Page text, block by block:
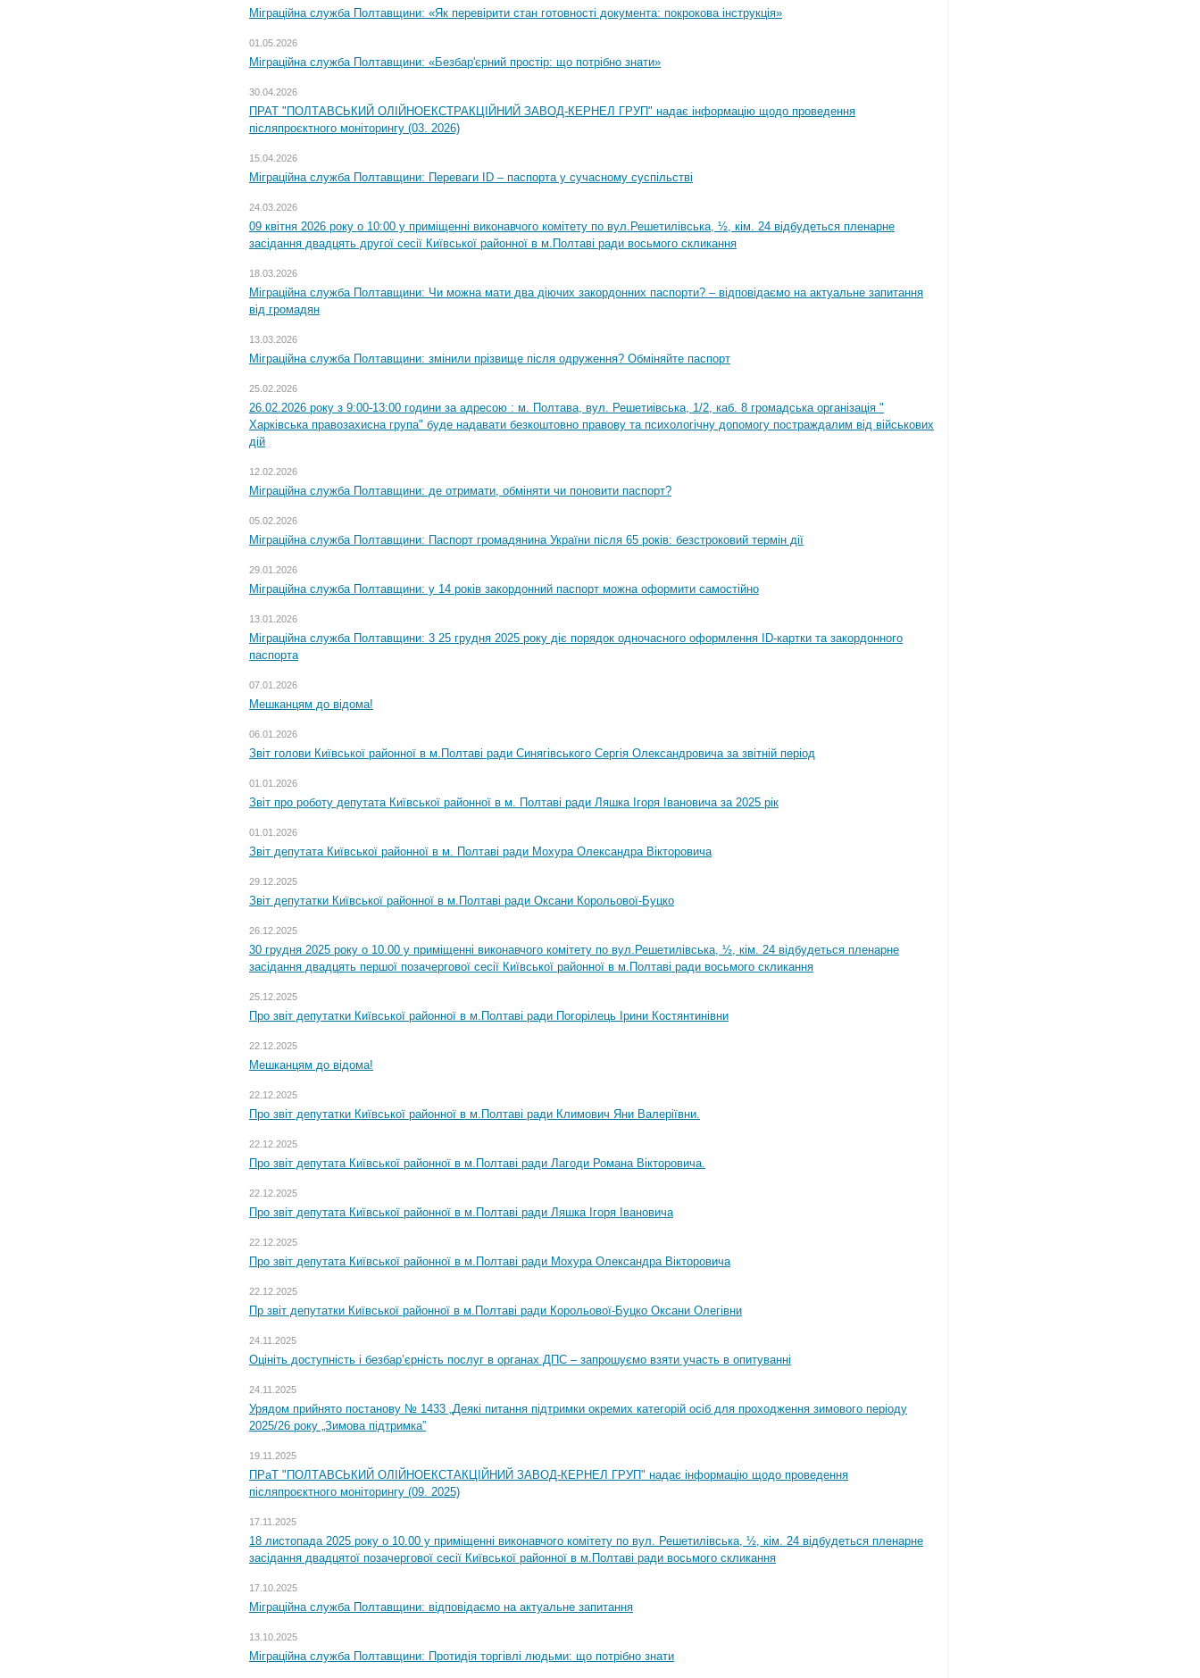
Міграційна служба Полтавщини: «Як перевірити стан готовності документа: покрокова інструкція»
01.05.2026
Міграційна служба Полтавщини: «Безбар'єрний простір: що потрібно знати»
30.04.2026
ПРАТ "ПОЛТАВСЬКИЙ ОЛІЙНОЕКСТРАКЦІЙНИЙ ЗАВОД-КЕРНЕЛ ГРУП" надає інформацію щодо проведення
післяпроєктного моніторингу (03. 2026)
15.04.2026
Міграційна служба Полтавщини: Переваги ID – паспорта у сучасному суспільстві
24.03.2026
09 квітня 2026 року о 10:00 у приміщенні виконавчого комітету по вул.Решетилівська, ½, кім. 24 відбудеться пленарне
засідання двадцять другої сесії Київської районної в м.Полтаві ради восьмого скликання
18.03.2026
Міграційна служба Полтавщини: Чи можна мати два діючих закордонних паспорти? – відповідаємо на актуальне запитання
від громадян
13.03.2026
Міграційна служба Полтавщини: змінили прізвище після одруження? Обміняйте паспорт
25.02.2026
26.02.2026 року з 9:00-13:00 години за адресою : м. Полтава, вул. Решетиівська, 1/2, каб. 8 громадська організація "
Харківська правозахисна група" буде надавати безкоштовно правову та психологічну допомогу постраждалим від військових
дій
12.02.2026
Міграційна служба Полтавщини: де отримати, обміняти чи поновити паспорт?
05.02.2026
Міграційна служба Полтавщини: Паспорт громадянина України після 65 років: безстроковий термін дії
29.01.2026
Міграційна служба Полтавщини: у 14 років закордонний паспорт можна оформити самостійно
13.01.2026
Міграційна служба Полтавщини: 3 25 грудня 2025 року діє порядок одночасного оформлення ID-картки та закордонного
паспорта
07.01.2026
Мешканцям до відома!
06.01.2026
Звіт голови Київської районної в м.Полтаві ради Синягівського Сергія Олександровича за звітній період
01.01.2026
Звіт про роботу депутата Київської районної в м. Полтаві ради Ляшка Ігоря Івановича за 2025 рік
01.01.2026
Звіт депутата Київської районної в м. Полтаві ради Мохура Олександра Вікторовича
29.12.2025
Звіт депутатки Київської районної в м.Полтаві ради Оксани Корольової-Буцко
26.12.2025
30 грудня 2025 року о 10.00 у приміщенні виконавчого комітету по вул.Решетилівська, ½, кім. 24 відбудеться пленарне
засідання двадцять першої позачергової сесії Київської районної в м.Полтаві ради восьмого скликання
25.12.2025
Про звіт депутатки Київської районної в м.Полтаві ради Погорілець Ірини Костянтинівни
22.12.2025
Мешканцям до відома!
22.12.2025
Про звіт депутатки Київської районної в м.Полтаві ради Климович Яни Валеріївни.
22.12.2025
Про звіт депутата Київської районної в м.Полтаві ради Лагоди Романа Вікторовича.
22.12.2025
Про звіт депутата Київської районної в м.Полтаві ради Ляшка Ігоря Івановича
22.12.2025
Про звіт депутата Київської районної в м.Полтаві ради Мохура Олександра Вікторовича
22.12.2025
Пр звіт депутатки Київської районної в м.Полтаві ради Корольової-Буцко Оксани Олегівни
24.11.2025
Оцініть доступність і безбар’єрність послуг в органах ДПС – запрошуємо взяти участь в опитуванні
24.11.2025
Урядом прийнято постанову № 1433 „Деякі питання підтримки окремих категорій осіб для проходження зимового періоду
2025/26 року „Зимова підтримка”
19.11.2025
ПРаТ "ПОЛТАВСЬКИЙ ОЛІЙНОЕКСТАКЦІЙНИЙ ЗАВОД-КЕРНЕЛ ГРУП" надає інформацію щодо проведення
післяпроєктного моніторингу (09. 2025)
17.11.2025
18 листопада 2025 року о 10.00 у приміщенні виконавчого комітету по вул. Решетилівська, ½, кім. 24 відбудеться пленарне
засідання двадцятої позачергової сесії Київської районної в м.Полтаві ради восьмого скликання
17.10.2025
Міграційна служба Полтавщини: відповідаємо на актуальне запитання
13.10.2025
Міграційна служба Полтавщини: Протидія торгівлі людьми: що потрібно знати